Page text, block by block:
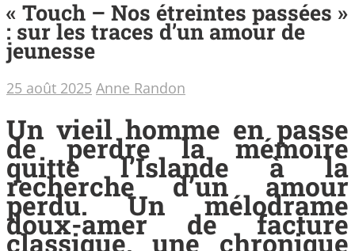
« Touch – Nos étreintes passées »
: sur les traces d’un amour de
jeunesse
25 août 2025 Anne Randon
Un vieil homme en passe
de perdre la mémoire
quitte l’Islande à la
recherche d’un amour
perdu. Un mélodrame
doux-amer de facture
classique, une chronique